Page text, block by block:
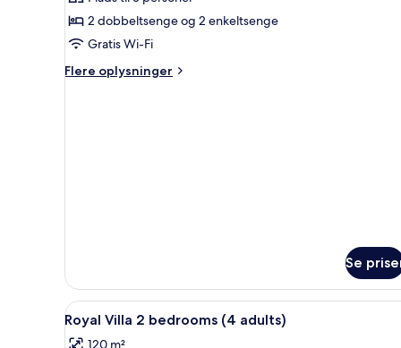
Royal-
villa
-
3
2 dobbeltsenge og 2 enkeltsenge
Gratis Wi-Fi
Flere oplysninger
Flere
Se
Indlæs
alle
Premium-sengetøj,
16
Royal Villa 2 bedrooms (4 adults)
120 m²